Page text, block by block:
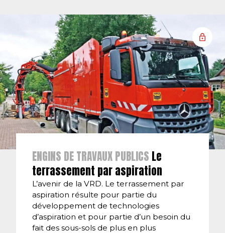
ENGINS DE TRAVAUX PUBLICS Le
terrassement par aspiration
L’avenir de la VRD. Le terrassement par
aspiration résulte pour partie du
développement de technologies
d’aspiration et pour partie d’un besoin du
fait des sous-sols de plus en plus